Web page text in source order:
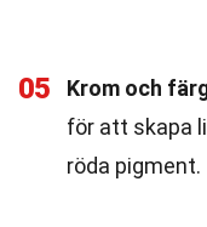
05 Krom och
för att skapa
röda pigment.